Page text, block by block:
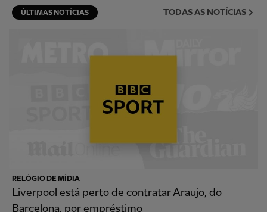
ÚLTIMAS NOTÍCIAS TODAS AS NOTÍCIAS
RELÓGIO DE MÍDIA
Liverpool está perto de contratar Araujo, do
Barcelona, por empréstimo